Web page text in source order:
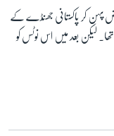
پہن کر پاکستانی جھنڈے کے
لیکن بعد میں اس نوٹس کو